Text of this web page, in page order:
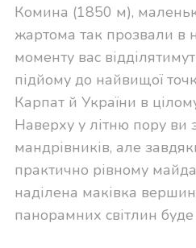
Комина (1850 м),
жартома так прозвали в
моменту вас
підйому до найвищої
Карпат й України в
Наверху у літню пору ви
мандрівників, але
практично рівному
наділена маківка
панорамних світлин буде